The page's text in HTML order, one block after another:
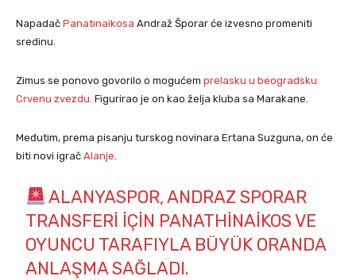
Napadač Panatinaikosa Andraž Šporar će izvesno promeniti
sredinu.
Zimus se ponovo govorilo o mogućem prelasku u beogradsku
Crvenu zvezdu. Figurirao je on kao želja kluba sa Marakane.
Međutim, prema pisanju turskog novinara Ertana Suzguna, on će
biti novi igrač Alanje
ALANYASPOR, ANDRAZ SPORAR
TRANSFERI IÇIN PANATHINAIKOS VE
OYUNCU TARAFIYLA BÜYÜK ORANDA
ANLAŞMA SAĞLADI.